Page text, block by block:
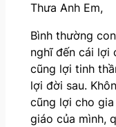
o
l
a
y
e
r
Thưa Anh Em,
Bình thường
nghĩ đến cái lợi
cũng lợi tinh
lợi đời sau.
cũng lợi cho
giáo của mình,